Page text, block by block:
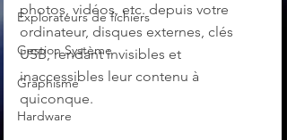
Explorateurs de fichiers
Gestion Système
Graphisme
Hardware
photos, vidéos, etc. depuis votre
ordinateur, disques externes, clés
USB, rendant invisibles et
inaccessibles leur contenu à
quiconque.